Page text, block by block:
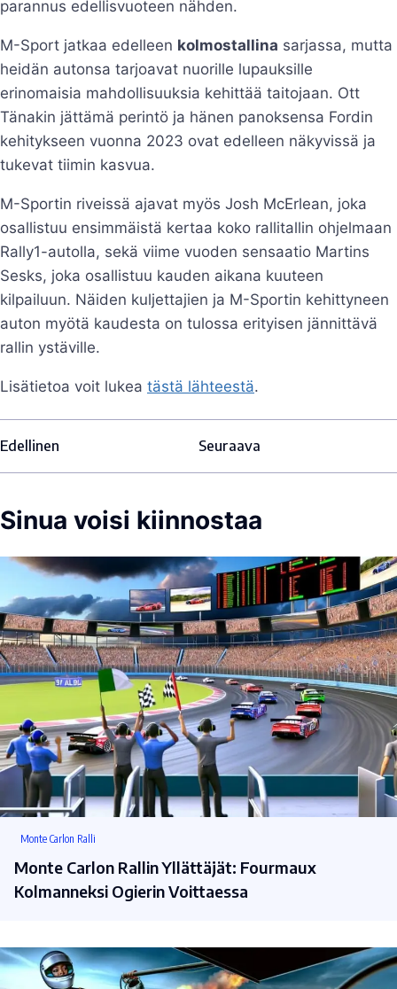
parannus edellisvuoteen nähden.
M-Sport jatkaa edelleen kolmostallina sarjassa, mutta
heidän autonsa tarjoavat nuorille lupauksille
erinomaisia mahdollisuuksia kehittää taitojaan. Ott
Tänakin jättämä perintö ja hänen panoksensa Fordin
kehitykseen vuonna 2023 ovat edelleen näkyvissä ja
tukevat tiimin kasvua.
M-Sportin riveissä ajavat myös Josh McErlean, joka
osallistuu ensimmäistä kertaa koko rallitallin ohjelmaan
Rally1-autolla, sekä viime vuoden sensaatio Martins
Sesks, joka osallistuu kauden aikana kuuteen
kilpailuun. Näiden kuljettajien ja M-Sportin kehittyneen
auton myötä kaudesta on tulossa erityisen jännittävä
rallin ystäville.
Lisätietoa voit lukea tästä lähteestä.
Edellinen Seuraava
Sinua voisi kiinnostaa
Monte Carlon Ralli
Monte Carlon Rallin Yllättäjät: Fourmaux
Kolmanneksi Ogierin Voittaessa